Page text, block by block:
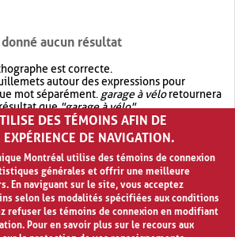
aucun résultat
est correcte.
autour des expressions pour
mot séparément. garage à véloretournera
que"garage à vélo".
votre recherche avec OR.garage OR vélo
plus de résultat quegarage à vélo
DES TÉMOINS AFIN DE
EXPÉRIENCE DE NAVIGATION.
Montréal utilise des témoins de connexion
générales et offrir une meilleure
En naviguant sur le site, vous acceptez
selon les modalités spécifiées aux conditions
refuser les témoins de connexion en modifiant
Pour en savoir plus sur le recours aux